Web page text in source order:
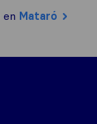
en Mataró